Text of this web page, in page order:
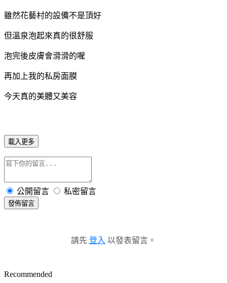
雖然花藝村的設備不是頂好
但溫泉泡起來真的很舒服
泡完後皮膚會滑滑的喔
再加上我的私房面膜
今天真的美體又美容
載入更多
公開留言 私密留言
發佈留言
請先 登入 以發表留言。
Recommended